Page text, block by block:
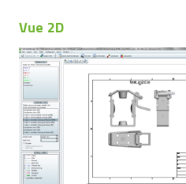
Vue 2D